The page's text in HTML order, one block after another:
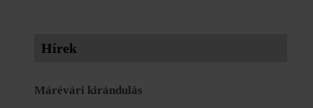
Hírek
Márévári kirándulás